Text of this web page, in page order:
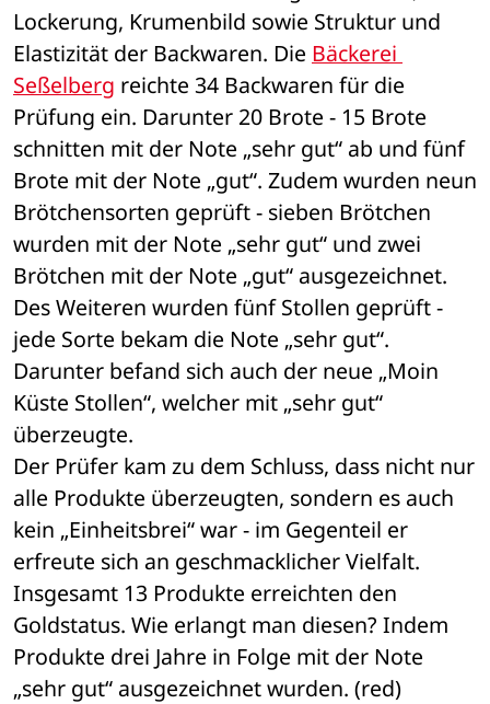
Lockerung, Krumenbild sowie Struktur und
Elastizität der Backwaren. Die Bäckerei
Seßelberg reichte 34 Backwaren für die
Prüfung ein. Darunter 20 Brote - 15 Brote
schnitten mit der Note „sehr gut“ ab und fünf
Brote mit der Note „gut“. Zudem wurden neun
Brötchensorten geprüft - sieben Brötchen
wurden mit der Note „sehr gut“ und zwei
Brötchen mit der Note „gut“ ausgezeichnet.
Des Weiteren wurden fünf Stollen geprüft -
jede Sorte bekam die Note „sehr gut“.
Darunter befand sich auch der neue „Moin
Küste Stollen“, welcher mit „sehr gut“
überzeugte.
Der Prüfer kam zu dem Schluss, dass nicht nur
alle Produkte überzeugten, sondern es auch
kein „Einheitsbrei“ war - im Gegenteil er
erfreute sich an geschmacklicher Vielfalt.
Insgesamt 13 Produkte erreichten den
Goldstatus. Wie erlangt man diesen? Indem
Produkte drei Jahre in Folge mit der Note
„sehr gut“ ausgezeichnet wurden. (red)